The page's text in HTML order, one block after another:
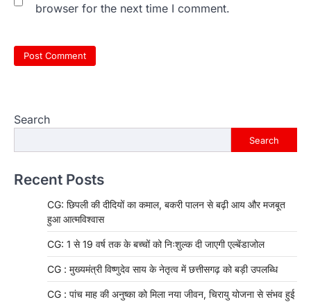
browser for the next time I comment.
Search
Search
Recent Posts
CG: छिपली की दीदियों का कमाल, बकरी पालन से बढ़ी आय और मजबूत
हुआ आत्मविश्वास
CG: 1 से 19 वर्ष तक के बच्चों को निःशुल्क दी जाएगी एल्बेंडाजोल
CG : मुख्यमंत्री विष्णुदेव साय के नेतृत्व में छत्तीसगढ़ को बड़ी उपलब्धि
CG : पांच माह की अनुष्का को मिला नया जीवन, चिरायु योजना से संभव हुई